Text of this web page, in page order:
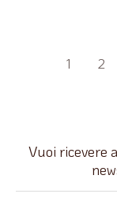
Paginazione
1 2
Vuoi ricevere